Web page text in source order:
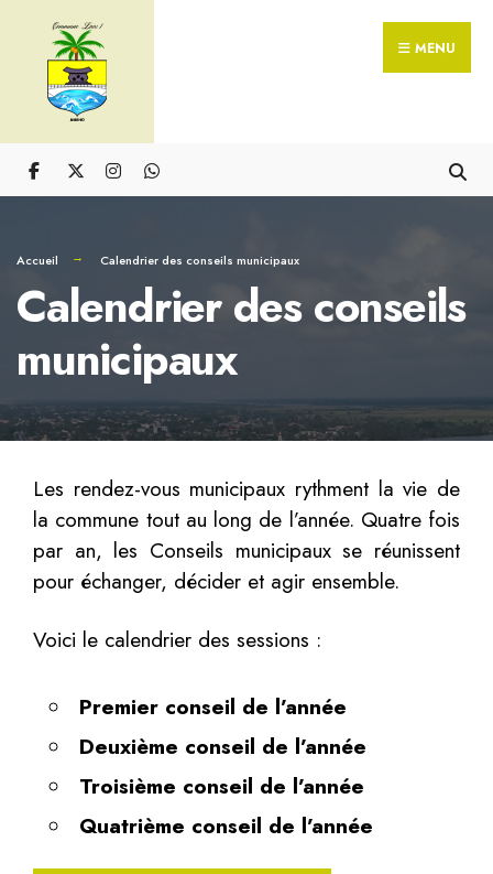
MENU
Accueil Calendrier des conseils municipaux
Calendrier des conseils
municipaux
Les rendez-vous municipaux rythment la vie de
la commune tout au long de l’année. Quatre fois
par an, les Conseils municipaux se réunissent
pour échanger, décider et agir ensemble.
Voici le calendrier des sessions :
Premier conseil de l’année
Deuxième conseil de l’année
Troisième conseil de l’année
Quatrième conseil de l’année